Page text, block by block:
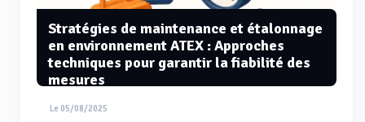
Stratégies de maintenance et étalonnage
en environnement ATEX : Approches
techniques pour garantir la fiabilité des
mesures
Le 05/08/2025